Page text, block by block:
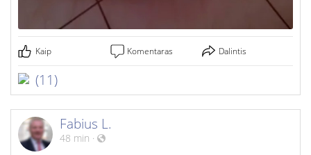
Kaip Komentaras Dalintis
(11)
Fabius L.
48 min ·